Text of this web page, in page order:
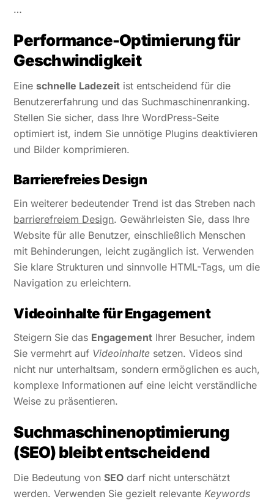
…
Performance-Optimierung für
Geschwindigkeit
Eine schnelle Ladezeit ist entscheidend für die
Benutzererfahrung und das Suchmaschinenranking.
Stellen Sie sicher, dass Ihre WordPress-Seite
optimiert ist, indem Sie unnötige Plugins deaktivieren
und Bilder komprimieren.
Barrierefreies Design
Ein weiterer bedeutender Trend ist das Streben nach
barrierefreiem Design. Gewährleisten Sie, dass Ihre
Website für alle Benutzer, einschließlich Menschen
mit Behinderungen, leicht zugänglich ist. Verwenden
Sie klare Strukturen und sinnvolle HTML-Tags, um die
Navigation zu erleichtern.
Videoinhalte für Engagement
Steigern Sie das Engagement Ihrer Besucher, indem
Sie vermehrt auf Videoinhalte setzen. Videos sind
nicht nur unterhaltsam, sondern ermöglichen es auch,
komplexe Informationen auf eine leicht verständliche
Weise zu präsentieren.
Suchmaschinenoptimierung
(SEO) bleibt entscheidend
Die Bedeutung vonSEO darf nicht unterschätzt
werden. Verwenden Sie gezielt relevanteKeywords